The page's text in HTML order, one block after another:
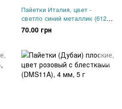
Пайетки Италия, цвет -
светло синий металлик (6129),
чаша 4 мм, 2.5 гр
70.00 грн